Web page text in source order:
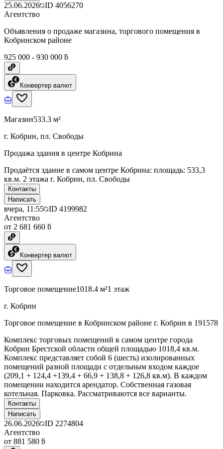
25.06.2026 ID 4056270
Агентство
Объявления о продаже магазина, торгового помещения в
Кобринском районе
925 000 - 930 000 ƃ
Конвертер валют
Магазин533.3 м²
г. Кобрин, пл. Свободы
Продажа здания в центре Кобрина
Продаётся здание в самом центре Кобрина: площадь: 533,3
кв.м. 2 этажа г. Кобрин, пл. Свободы
Контакты
Написать
вчера, 11:55 ID 4199982
Агентство
от 2 681 660 ƃ
Конвертер валют
Торговое помещение1018.4 м²1 этаж
г. Кобрин
Торговое помещение в Кобринском районе г. Кобрин в 191578
Комплекс торговых помещений в самом центре города
Кобрин Брестской области общей площадью 1018,4 кв.м.
Комплекс представляет собой 6 (шесть) изолированных
помещений разной площади с отдельным входом каждое
(209,1 + 124,4 +139,4 + 66,9 + 138,8 + 126,8 кв.м). В каждом
помещении находится арендатор. Собственная газовая
котельная. Парковка. Рассматриваются все варианты.
Контакты
Написать
26.06.2026 ID 2274804
Агентство
от 881 580 ƃ